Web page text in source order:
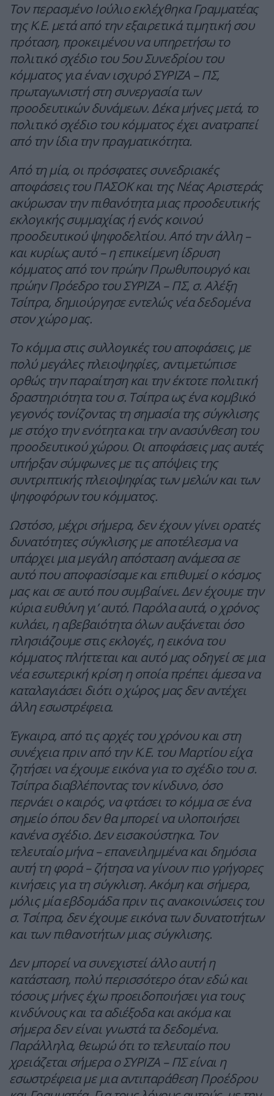
Τον περασμένο Ιούλιο εκλέχθηκα Γραμματέας
της Κ.Ε. μετά από την εξαιρετικά τιμητική σου
πρόταση, προκειμένου να υπηρετήσω το
πολιτικό σχέδιο του 5ου Συνεδρίου του
κόμματος για έναν ισχυρό ΣΥΡΙΖΑ – ΠΣ,
πρωταγωνιστή στη συνεργασία των
προοδευτικών δυνάμεων. Δέκα μήνες μετά, το
πολιτικό σχέδιο του κόμματος έχει ανατραπεί
από την ίδια την πραγματικότητα.
Από τη μία, οι πρόσφατες συνεδριακές
αποφάσεις του ΠΑΣΟΚ και της Νέας Αριστεράς
ακύρωσαν την πιθανότητα μιας προοδευτικής
εκλογικής συμμαχίας ή ενός κοινού
προοδευτικού ψηφοδελτίου. Από την άλλη –
και κυρίως αυτό – η επικείμενη ίδρυση
κόμματος από τον πρώην Πρωθυπουργό και
πρώην Πρόεδρο του ΣΥΡΙΖΑ – ΠΣ, σ. Αλέξη
Τσίπρα, δημιούργησε εντελώς νέα δεδομένα
στον χώρο μας.
Το κόμμα στις συλλογικές του αποφάσεις, με
πολύ μεγάλες πλειοψηφίες, αντιμετώπισε
ορθώς την παραίτηση και την έκτοτε πολιτική
δραστηριότητα του σ. Τσίπρα ως ένα κομβικό
γεγονός τονίζοντας τη σημασία της σύγκλισης
με στόχο την ενότητα και την ανασύνθεση του
προοδευτικού χώρου. Οι αποφάσεις μας αυτές
υπήρξαν σύμφωνες με τις απόψεις της
συντριπτικής πλειοψηφίας των μελών και των
ψηφοφόρων του κόμματος.
Ωστόσο, μέχρι σήμερα, δεν έχουν γίνει ορατές
δυνατότητες σύγκλισης με αποτέλεσμα να
υπάρχει μια μεγάλη απόσταση ανάμεσα σε
αυτό που αποφασίσαμε και επιθυμεί ο κόσμος
μας και σε αυτό που συμβαίνει. Δεν έχουμε την
κύρια ευθύνη γι’ αυτό. Παρόλα αυτά, ο χρόνος
κυλάει, η αβεβαιότητα όλων αυξάνεται όσο
πλησιάζουμε στις εκλογές, η εικόνα του
κόμματος πλήττεται και αυτό μας οδηγεί σε μια
νέα εσωτερική κρίση η οποία πρέπει άμεσα να
καταλαγιάσει διότι ο χώρος μας δεν αντέχει
άλλη εσωστρέφεια.
Έγκαιρα, από τις αρχές του χρόνου και στη
συνέχεια πριν από την Κ.Ε. του Μαρτίου είχα
ζητήσει να έχουμε εικόνα για το σχέδιο του σ.
Τσίπρα διαβλέποντας τον κίνδυνο, όσο
περνάει ο καιρός, να φτάσει το κόμμα σε ένα
σημείο όπου δεν θα μπορεί να υλοποιήσει
κανένα σχέδιο. Δεν εισακούστηκα. Τον
τελευταίο μήνα – επανειλημμένα και δημόσια
αυτή τη φορά – ζήτησα να γίνουν πιο γρήγορες
κινήσεις για τη σύγκλιση. Ακόμη και σήμερα,
μόλις μία εβδομάδα πριν τις ανακοινώσεις του
σ. Τσίπρα, δεν έχουμε εικόνα των δυνατοτήτων
και των πιθανοτήτων μιας σύγκλισης.
Δεν μπορεί να συνεχιστεί άλλο αυτή η
κατάσταση, πολύ περισσότερο όταν εδώ και
τόσους μήνες έχω προειδοποιήσει για τους
κινδύνους και τα αδιέξοδα και ακόμα και
σήμερα δεν είναι γνωστά τα δεδομένα.
Παράλληλα, θεωρώ ότι το τελευταίο που
χρειάζεται σήμερα ο ΣΥΡΙΖΑ – ΠΣ είναι η
εσωστρέφεια με μια αντιπαράθεση Προέδρου